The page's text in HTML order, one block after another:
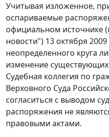
Учитывая изложенное,
оспариваемые
официальном источнике
новости") 13 октября
неопределенного круга
изменение
Судебная коллегия по
Верховного Суда
согласиться с выводом
распоряжения не
правовыми актами.